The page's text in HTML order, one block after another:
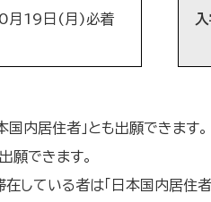
19日(月)必着
国内居住者」とも出願できます。
願できます。
している者は「日本国内居住者